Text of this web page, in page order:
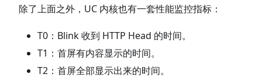
除了上面之外，UC 内核也有一套性能监控指标：
T0：Blink 收到 HTTP Head 的时间。
T1：首屏有内容显示的时间。
T2：首屏全部显示出来的时间。